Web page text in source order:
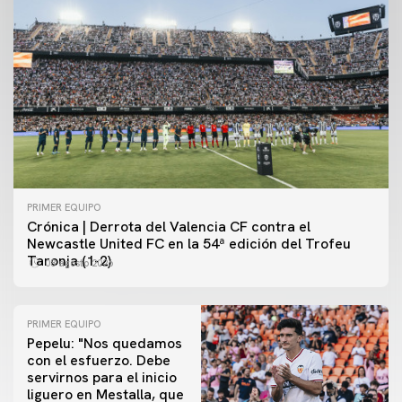
PRIMER EQUIPO
Crónica | Derrota del Valencia CF contra el
Newcastle United FC en la 54ª edición del Trofeu
Taronja (1-2)
08 agosto 2026
PRIMER EQUIPO
Pepelu: "Nos quedamos
con el esfuerzo. Debe
servirnos para el inicio
liguero en Mestalla, que
PRIMER EQUIPO